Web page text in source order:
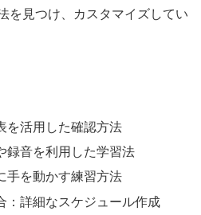
を見つけ、カスタマイズしてい
を活用した確認方法
録音を利用した学習法
手を動かす練習方法
：詳細なスケジュール作成